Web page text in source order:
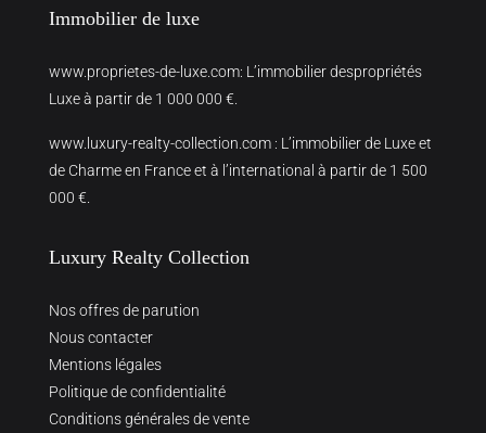
Immobilier de luxe
www.proprietes-de-luxe.com: L’immobilier despropriétés
Luxe à partir de 1 000 000 €.
www.luxury-realty-collection.com : L’immobilier de Luxe et
de Charme en France et à l’international à partir de 1 500
000 €.
Luxury Realty Collection
Nos offres de parution
Nous contacter
Mentions légales
Politique de confidentialité
Conditions générales de vente